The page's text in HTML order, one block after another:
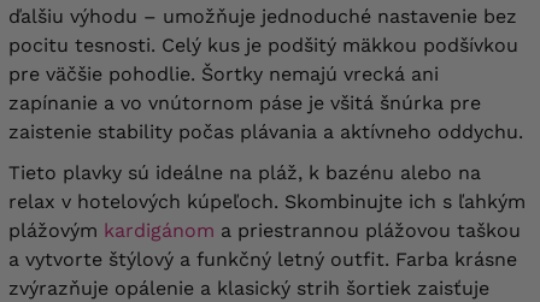
ďalšiu výhodu – umožňuje jednoduché nastavenie bez
pocitu tesnosti. Celý kus je podšitý mäkkou podšívkou
pre väčšie pohodlie. Šortky nemajú vrecká ani
zapínanie a vo vnútornom páse je všitá šnúrka pre
zaistenie stability počas plávania a aktívneho oddychu.
Tieto plavky sú ideálne na pláž, k bazénu alebo na
relax v hotelových kúpeľoch. Skombinujte ich s ľahkým
plážovým kardigánom a priestrannou plážovou taškou
a vytvorte štýlový a funkčný letný outfit. Farba krásne
zvýrazňuje opálenie a klasický strih šortiek zaisťuje